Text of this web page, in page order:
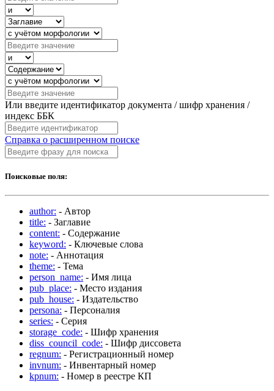
Или введите идентификатор документа / шифр хранения /
индекс ББК
Справка о расширенном поиске
Поисковые поля:
author: - Автор
title: - Заглавие
content: - Содержание
keyword: - Ключевые слова
note: - Аннотация
theme: - Тема
person_name: - Имя лица
pub_place: - Место издания
pub_house: - Издательство
persona: - Персоналия
series: - Серия
storage_code: - Шифр хранения
diss_council_code: - Шифр диссовета
regnum: - Регистрационный номер
invnum: - Инвентарный номер
kpnum: - Номер в реестре КП